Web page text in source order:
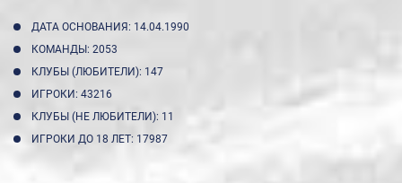
ДАТА ОСНОВАНИЯ: 14.04.1990
КОМАНДЫ: 2053
КЛУБЫ (ЛЮБИТЕЛИ): 147
ИГРОКИ: 43216
КЛУБЫ (НЕ ЛЮБИТЕЛИ): 11
ИГРОКИ ДО 18 ЛЕТ: 17987